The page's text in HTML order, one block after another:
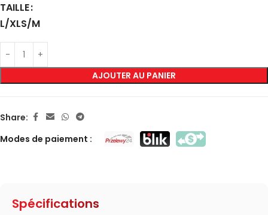
TAILLE
L/XLS/M
AJOUTER AU PANIER
Share:
Modes de paiement :
Spécifications